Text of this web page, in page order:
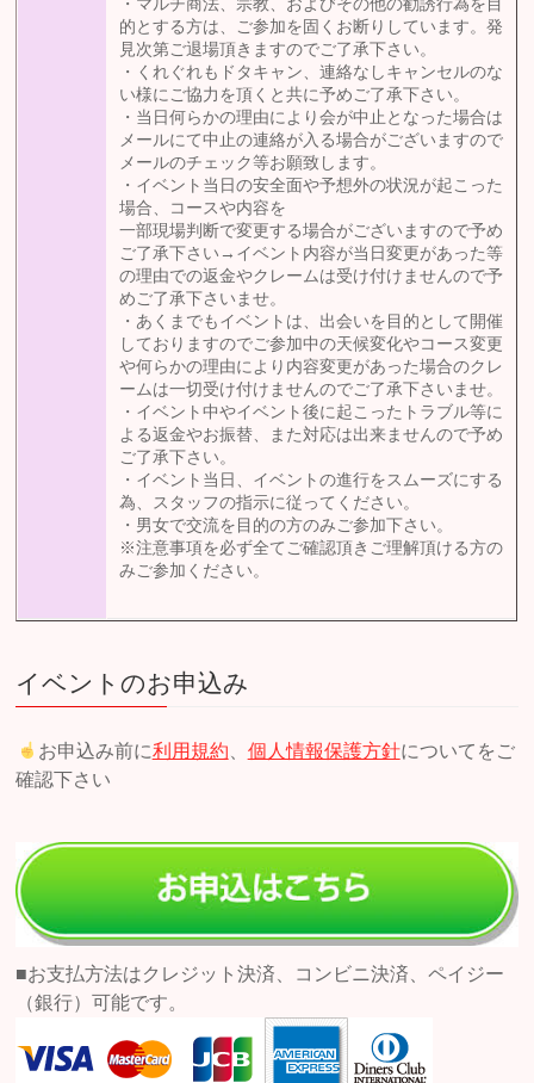
・マルチ商法、宗教、およびその他の勧誘行為を目
的とする方は、ご参加を固くお断りしています。発
見次第ご退場頂きますのでご了承下さい。
・くれぐれもドタキャン、連絡なしキャンセルのな
い様にご協力を頂くと共に予めご了承下さい。
・当日何らかの理由により会が中止となった場合は
メールにて中止の連絡が入る場合がございますので
メールのチェック等お願致します。
・イベント当日の安全面や予想外の状況が起こった
場合、コースや内容を
一部現場判断で変更する場合がございますので予め
ご了承下さい→イベント内容が当日変更があった等
の理由での返金やクレームは受け付けませんので予
めご了承下さいませ。
・あくまでもイベントは、出会いを目的として開催
しておりますのでご参加中の天候変化やコース変更
や何らかの理由により内容変更があった場合のクレ
ームは一切受け付けませんのでご了承下さいませ。
・イベント中やイベント後に起こったトラブル等に
よる返金やお振替、また対応は出来ませんので予め
ご了承下さい。
・イベント当日、イベントの進行をスムーズにする
為、スタッフの指示に従ってください。
・男女で交流を目的の方のみご参加下さい。
※注意事項を必ず全てご確認頂きご理解頂ける方の
みご参加ください。
イベントのお申込み
お申込み前に利用規約 個人情報保護方針についてをご
確認下さい
■お支払方法はクレジット決済、コンビニ決済、ペイジー
（銀行）可能です。